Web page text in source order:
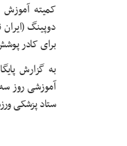
کمیته آموزش
دوپینگ
برای کادر
به گزارش
آموزشی روز سه شنبه 5
ستاد پزشکی